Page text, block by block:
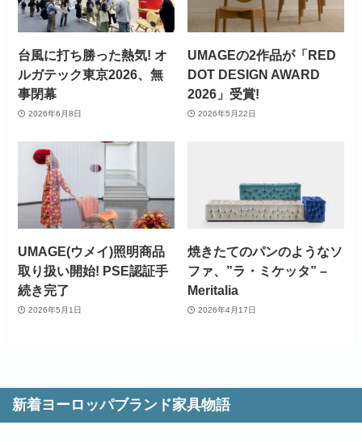
台風に打ち勝った熱気! オ
ルガテック東京2026、無
事閉幕
2026年6月8日
UMAGEの2作品が「RED
DOT DESIGN AWARD
2026」受賞!
2026年5月22日
UMAGE(ウメイ)照明商品
取り扱い開始! PSE認証手
続き完了
2026年5月1日
焼きたてのパンのようなソ
ファ、”ラ・ミケッタ” –
Meritalia
2026年4月17日
新着ヨーロッパブランド家具物語